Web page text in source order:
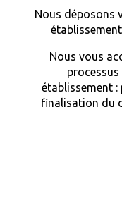
Nous déposons
Nous vous
établissement :
finalisation du